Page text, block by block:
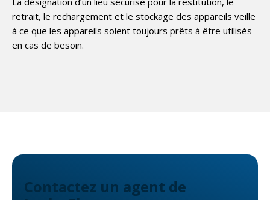
retrait, le rechargement et le stockage des appareils veille
à ce que les appareils soient toujours prêts à être utilisés
en cas de besoin.
Contactez un agent de